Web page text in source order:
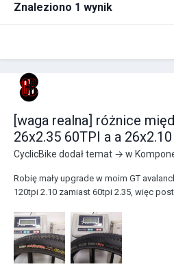
Znaleziono 1 wynik
[waga realna] różnice
26x2.35 60TPI a a
CyclicBike dodał temat → w
Robię mały upgrade w moim GT
120tpi 2.10 zamiast 60tpi 2.35, więc
może?